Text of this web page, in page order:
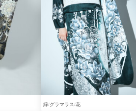
緑 グラマラス 花